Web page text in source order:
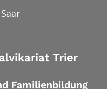
Trier
Familienbildung